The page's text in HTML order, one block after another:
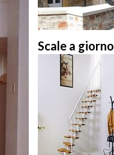
Scale a giorno